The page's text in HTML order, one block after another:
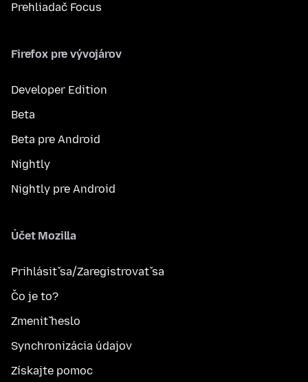
Prehliadač Focus
Firefox pre vývojárov
Developer Edition
Beta
Beta pre Android
Nightly
Nightly pre Android
Účet Mozilla
Prihlásiť sa/Zaregistrovať sa
Čo je to?
Zmeniť heslo
Synchronizácia údajov
Získajte pomoc